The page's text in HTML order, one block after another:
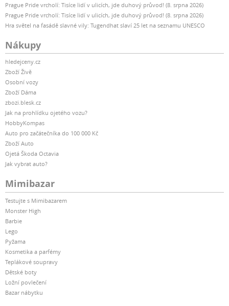
Prague Pride vrcholí: Tisíce lidí v ulicích, jde duhový průvod! (8. srpna 2026)
Prague Pride vrcholí: Tisíce lidí v ulicích, jde duhový průvod! (8. srpna 2026)
Hra světel na fasádě slavné vily: Tugendhat slaví 25 let na seznamu UNESCO
Nákupy
hledejceny.cz
Zboží Živě
Osobní vozy
Zboží Dáma
zbozi.blesk.cz
Jak na prohlídku ojetého vozu?
HobbyKompas
Auto pro začátečníka do 100 000 Kč
Zboží Auto
Ojetá Škoda Octavia
Jak vybrat auto?
Mimibazar
Testujte s Mimibazarem
Monster High
Barbie
Lego
Pyžama
Kosmetika a parfémy
Teplákové soupravy
Dětské boty
Ložní povlečení
Bazar nábytku